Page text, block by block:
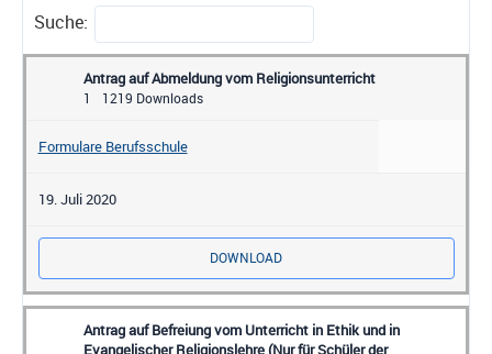
Suche:
Antrag auf Abmeldung vom Religionsunterricht
1 1219 Downloads
Formulare Berufsschule
19. Juli 2020
DOWNLOAD
Antrag auf Befreiung vom Unterricht in Ethik und in
Evangelischer Religionslehre(Nur für Schüler der